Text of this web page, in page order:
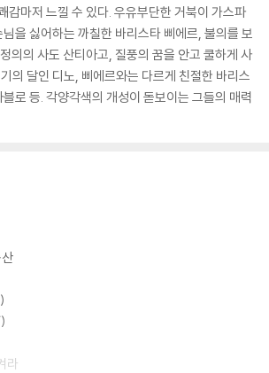
감마저 느낄 수 있다. 우유부단한 거북이 가스파
을 싫어하는 까칠한 바리스타 삐에르, 불의를 보
의의 사도 산티아고, 질풍의 꿈을 안고 쿨하게 사
의 달인 디노, 삐에르와는 다르게 친절한 바리스
로 등. 각양각색의 개성이 돋보이는 그들의 매력
라